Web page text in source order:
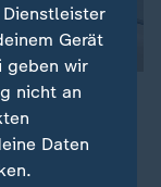
Gerät
geben wir
nicht an
Daten